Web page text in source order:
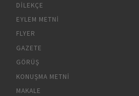
DILEKÇE
EYLEM METNI
FLYER
GAZETE
GÖRÜŞ
KONUŞMA METNI
MAKALE